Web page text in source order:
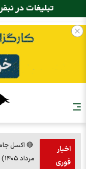
اخبار
فوری
مرداد ۱۴۰۵) + کلیک کنید